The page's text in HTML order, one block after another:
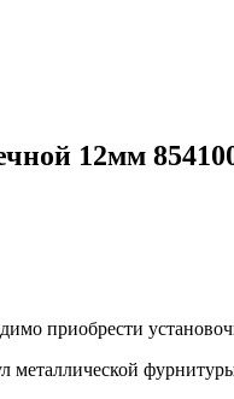
12мм
приобрести